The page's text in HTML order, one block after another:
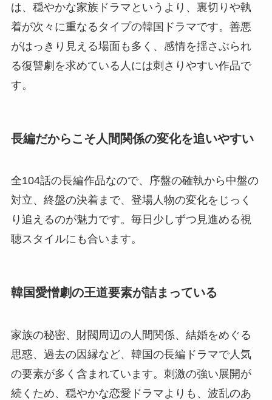
は、穏やかな家族ドラマというより、裏切りや執
着が次々に重なるタイプの韓国ドラマです。善悪
がはっきり見える場面も多く、感情を揺さぶられ
る復讐劇を求めている人には刺さりやすい作品で
す。
長編だからこそ人間関係の変化を追いやすい
全104話の長編作品なので、序盤の確執から中盤の
対立、終盤の決着まで、登場人物の変化をじっく
り追えるのが魅力です。毎日少しずつ見進める視
聴スタイルにも合います。
韓国愛憎劇の王道要素が詰まっている
家族の秘密、財閥周辺の人間関係、結婚をめぐる
思惑、過去の因縁など、韓国の長編ドラマで人気
の要素が多く含まれています。刺激の強い展開が
続くため、穏やかな恋愛ドラマよりも、波乱のあ